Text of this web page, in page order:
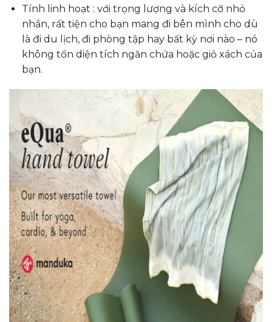
Tính linh hoạt : với trọng lượng và kích cỡ nhỏ
nhắn, rất tiện cho bạn mang đi bên mình cho dù
là đi du lịch, đi phòng tập hay bất kỳ nơi nào – nó
không tốn diện tích ngăn chứa hoặc giỏ xách của
bạn.